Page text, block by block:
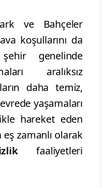
ve Bahçeler
koşullarını da
genelinde
aralıksız
daha temiz,
yaşamaları
hareket eden
zamanlı olarak
faaliyetleri